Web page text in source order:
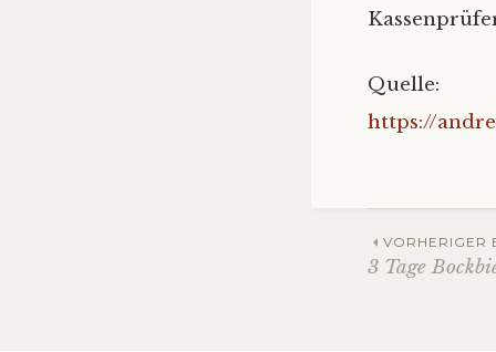
Quelle:
https://
VORHERIGER
3 Tage